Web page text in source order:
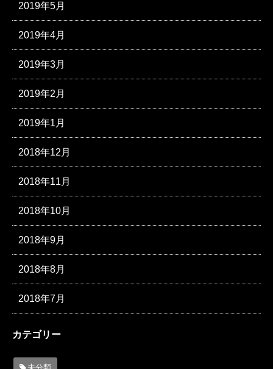
2019年5月
2019年4月
2019年3月
2019年2月
2019年1月
2018年12月
2018年11月
2018年10月
2018年9月
2018年8月
2018年7月
カテゴリー